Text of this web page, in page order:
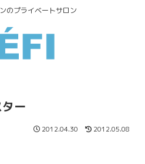
のプライベートサロン
ー
2012.04.30 2012.05.08